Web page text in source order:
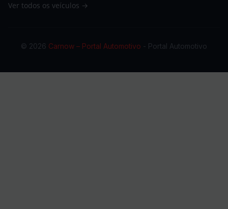
Ver todos os veículos →
© 2026 Carnow – Portal Automotivo - Portal Automotivo